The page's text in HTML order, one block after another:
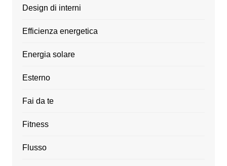
Design di interni
Efficienza energetica
Energia solare
Esterno
Fai da te
Fitness
Flusso